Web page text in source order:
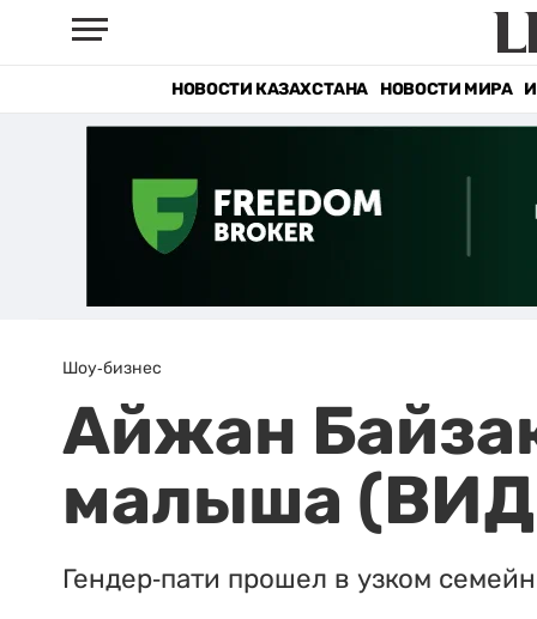
НОВОСТИ КАЗАХСТАНА НОВОСТИ МИРА
Шоу-бизнес
Айжан
малыша
Гендер-пати прошел в узком